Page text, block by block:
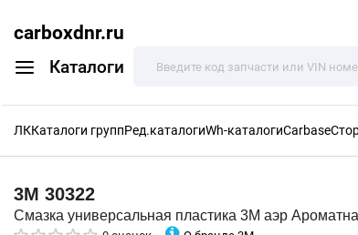
carboxdnr.ru
Каталоги
ЛККаталоги группРед.каталогиWh-каталогиCarbase
3M 30322
Смазка универсальная пластика 3M аэр